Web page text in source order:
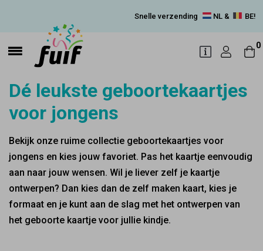
Snelle verzending NL & BE!
0
Dé leukste geboortekaartjes
voor jongens
Bekijk onze ruime collectie geboortekaartjes voor
jongens en kies jouw favoriet. Pas het kaartje eenvoudig
aan naar jouw wensen. Wil je liever zelf je kaartje
ontwerpen? Dan kies dan de zelf maken kaart, kies je
formaat en je kunt aan de slag met het ontwerpen van
het geboorte kaartje voor jullie kindje.